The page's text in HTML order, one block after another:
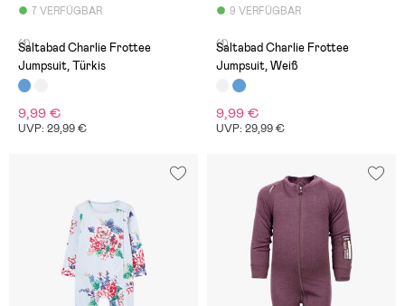
7 VERFÜGBAR
(1)
Saltabad Charlie Frottee
Jumpsuit, Türkis
9,99 €
UVP: 29,99 €
9 VERFÜGBAR
(1)
Saltabad Charlie Frottee
Jumpsuit, Weiß
9,99 €
UVP: 29,99 €